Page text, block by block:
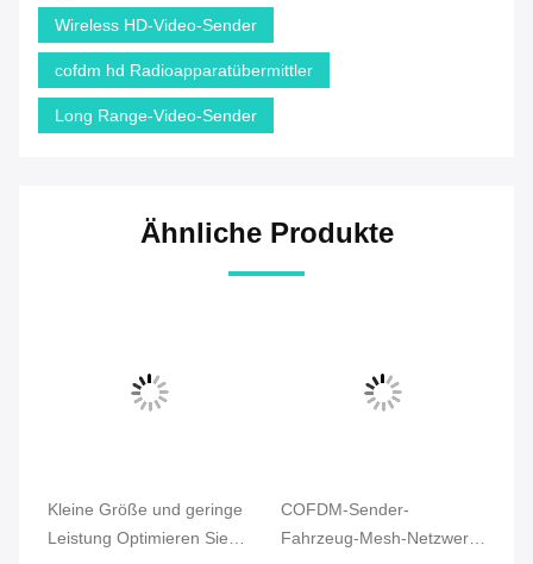
Wireless HD-Video-Sender
cofdm hd Radioapparatübermittler
Long Range-Video-Sender
Ähnliche Produkte
Kleine Größe und geringe
Leistung Optimieren Sie
COFDM-Sender-
Fahrzeug-Mesh-Netzwerk-